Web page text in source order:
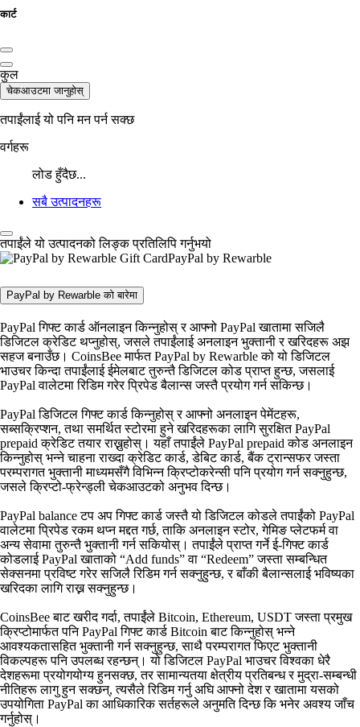
कार्ट
कुल
चेकआउटमा जानुहोस्
तपाईंलाई यो पनि मन पर्न सक्छ
वर्गहरू
लोड हुँदैछ...
सबै उत्पादनहरू
तपाईंले यो उत्पादनको लिङ्क प्रतिलिपि गर्नुभयो
PayPal by Rewarble
PayPal by Rewarble को बारेमा
PayPal गिफ्ट कार्ड ऑनलाइन किन्नुहोस् र आफ्नो PayPal खातामा सजिलै
डिजिटल क्रेडिट थप्नुहोस्, जसले तपाईंलाई अनलाइन भुक्तानी र खरिदहरू अझ
सहज बनाउँछ। CoinsBee मार्फत PayPal by Rewarble को यो डिजिटल
भाउचर किन्दा तपाईंलाई ईमेलबाट तुरुन्तै डिजिटल कोड प्राप्त हुन्छ, जसलाई
PayPal वालेटमा रिडिम गरेर प्रिपेड बैलान्स जस्तै प्रयोग गर्न सकिन्छ।
PayPal डिजिटल गिफ्ट कार्ड किन्नुहोस् र आफ्नो अनलाइन पेमेंटहरू,
सब्सक्रिप्शन, तथा समर्थित स्टोरमा हुने खरिदहरूका लागि सुरक्षित PayPal
prepaid क्रेडिट तयार राख्नुहोस्। यहाँ तपाईंले PayPal prepaid कोड अनलाइन
किन्नुहोस् भन्ने चाहना राख्दा क्रेडिट कार्ड, डेबिट कार्ड, बैंक ट्रान्सफर जस्ता
परम्परागत भुक्तानी माध्यमसँगै विभिन्न क्रिप्टोकरेन्सी पनि प्रयोग गर्न सक्नुहुन्छ,
जसले क्रिप्टो‑फ्रेन्ड्ली चेकआउटको अनुभव दिन्छ।
PayPal balance टप अप गिफ्ट कार्ड जस्तै यो डिजिटल कोडले तपाईंको PayPal
वालेटमा प्रिपेड रकम थप्न मद्दत गर्छ, ताकि अनलाइन स्टोर, गेमिङ प्लेटफर्म वा
अन्य सेवामा तुरुन्तै भुक्तानी गर्न सकियोस्। तपाईंले प्राप्त गर्ने ई‑गिफ्ट कार्ड
कोडलाई PayPal खाताको “Add funds” वा “Redeem” जस्ता सम्बन्धित
सेक्सनमा प्रविष्ट गरेर सजिलै रिडिम गर्न सक्नुहुन्छ, र बाँकी बैलान्सलाई भविष्यका
खरिदका लागि राख्न सक्नुहुन्छ।
CoinsBee बाट खरीद गर्दा, तपाईंले Bitcoin, Ethereum, USDT जस्ता प्रमुख
क्रिप्टोमार्फत पनि PayPal गिफ्ट कार्ड Bitcoin बाट किन्नुहोस् भन्ने
आवश्यकतासहित भुक्तानी गर्न सक्नुहुन्छ, साथै परम्परागत फिएट भुक्तानी
विकल्पहरू पनि उपलब्ध रहन्छन्। यो डिजिटल PayPal भाउचर विश्वका धेरै
देशहरूमा प्रयोगयोग्य हुनसक्छ, तर सामान्यतया क्षेत्रीय प्रतिबन्ध र मुद्रा‑सम्बन्धी
नीतिहरू लागु हुन सक्छन्, त्यसैले रिडिम गर्नु अघि आफ्नो देश र खातामा यसको
उपयोगिता PayPal का आधिकारिक सर्तहरूले अनुमति दिन्छ कि भनेर अवश्य जाँच
गर्नुहोस्।